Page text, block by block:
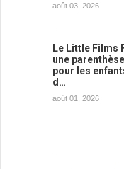
août 03, 2026
Le Little Films
une
pour les
d…
août 01, 2026